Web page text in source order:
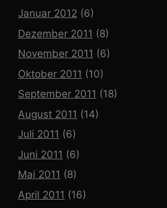
Januar 2012 (6)
Dezember 2011 (8)
November 2011 (6)
Oktober 2011 (10)
September 2011 (18)
August 2011 (14)
Juli 2011 (6)
Juni 2011 (6)
Mai 2011 (8)
April 2011 (16)